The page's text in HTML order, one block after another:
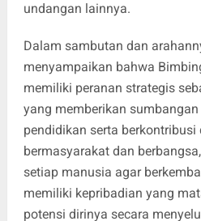
undangan lainnya.
Dalam sambutan dan
menyampaikan bahwa
memiliki peranan strategis
yang memberikan
pendidikan serta
bermasyarakat dan
setiap manusia agar
memiliki kepribadian yang
potensi dirinya secara